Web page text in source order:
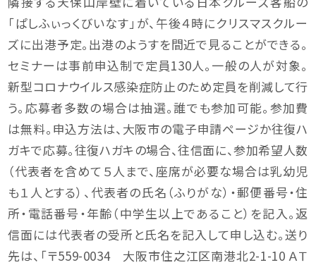
「ぱしふぃっくびいなす」が、午後４時にクリスマスクルー
ズに出港予定。出港のようすを間近で見ることができる。
セミナーは事前申込制で定員130人。一般の人が対象。
新型コロナウイルス感染症防止のため定員を削減して行
う。応募者多数の場合は抽選。誰でも参加可能。参加費
は無料。申込方法は、大阪市の電子申請ページか往復ハ
ガキで応募。往復ハガキの場合、往信面に、参加希望人数
（代表者を含めて５人まで、座席が必要な場合は乳幼児
も１人とする）、代表者の氏名（ふりがな）・郵便番号・住
所・電話番号・年齢（中学生以上であること）を記入。返
信面には代表者の受所と氏名を記入して申し込む。送り
先は、「〒559-0034 大阪市住之江区南港北2-1-10 ＡＴ